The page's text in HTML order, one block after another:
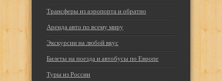
Трансферы из аэропорта и обратно
Аренда авто по всему миру
Экскурсии на любой вкус
Билеты на поезда и автобусы по Европе
Туры из России